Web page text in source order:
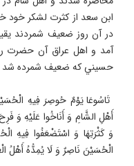
ابن سعد از كثرت لشكر خود
در آن روز ضعيف شمردند
آمد و اهل عراق آن حضرت
تَاسُوعَا يَوْمٌ حُوصِرَ فِيهِ
أَهْلِ الشَّامِ وَ أَنَاخُوا عَلَيْهِ وَ
وَ كَثْرَتِهَا وَ اسْتَضْعَفُوا فِيهِ